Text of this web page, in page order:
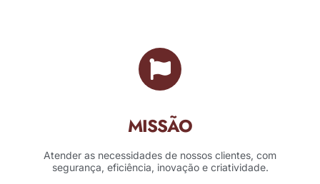
MISSÃO
Atender as necessidades de nossos clientes, com
segurança, eficiência, inovação e criatividade.